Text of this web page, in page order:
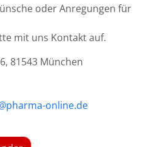
oder Anregungen für
mit uns Kontakt auf.
81543 München
online.de